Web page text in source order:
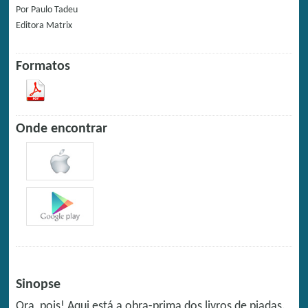
Por Paulo Tadeu
Editora Matrix
Formatos
Onde encontrar
Sinopse